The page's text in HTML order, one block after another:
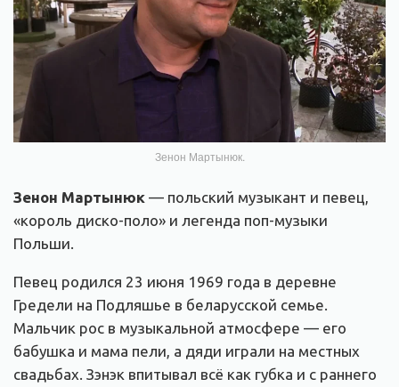
Зенон Мартынюк.
Зенон Мартынюк — польский музыкант и певец,
«король диско-поло» и легенда поп-музыки
Польши.
Певец родился 23 июня 1969 года в деревне
Гредели на Подляшье в беларусской семье.
Мальчик рос в музыкальной атмосфере — его
бабушка и мама пели, а дяди играли на местных
свадьбах. Зэнэк впитывал всё как губка и с раннего